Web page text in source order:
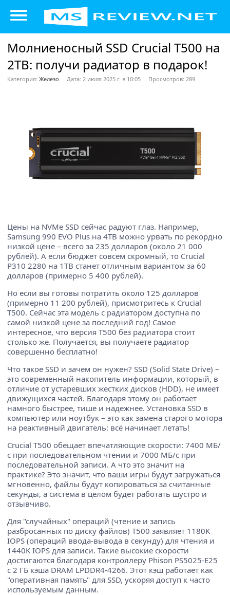
Молниеносный SSD Crucial T500 на
2TB: получи радиатор в подарок!
Категория: Железо Дата: 2 июля 2025 г. в 10:05 Просмотров: 289
Цены на NVMe SSD сейчас радуют глаз. Например,
Samsung 990 EVO Plus на 4TB можно урвать по рекордно
низкой цене – всего за 235 долларов (около 21 000
рублей). А если бюджет совсем скромный, то Crucial
P310 2280 на 1TB станет отличным вариантом за 60
долларов (примерно 5 400 рублей).
Но если вы готовы потратить около 125 долларов
(примерно 11 200 рублей), присмотритесь к Crucial
T500. Сейчас эта модель с радиатором доступна по
самой низкой цене за последний год! Самое
интересное, что версия T500 без радиатора стоит
столько же. Получается, вы получаете радиатор
совершенно бесплатно!
Что такое SSD и зачем он нужен? SSD (Solid State Drive) –
это современный накопитель информации, который, в
отличие от устаревших жестких дисков (HDD), не имеет
движущихся частей. Благодаря этому он работает
намного быстрее, тише и надежнее. Установка SSD в
компьютер или ноутбук – это как замена старого мотора
на реактивный двигатель: всё начинает летать!
Crucial T500 обещает впечатляющие скорости: 7400 МБ/
с при последовательном чтении и 7000 МБ/с при
последовательной записи. А что это значит на
практике? Это значит, что ваши игры будут загружаться
мгновенно, файлы будут копироваться за считанные
секунды, а система в целом будет работать шустро и
отзывчиво.
Для "случайных" операций (чтение и запись
разбросанных по диску файлов) T500 заявляет 1180K
IOPS (операций ввода-вывода в секунду) для чтения и
1440K IOPS для записи. Такие высокие скорости
достигаются благодаря контроллеру Phison PS5025-E25
с 2 ГБ кэша DRAM LPDDR4-4266. Этот кэш работает как
"оперативная память" для SSD, ускоряя доступ к часто
используемым данным.